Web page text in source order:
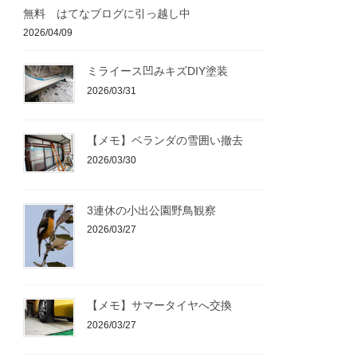
無料 はてなブログに引っ越し中
2026/04/09
ミライース凹みキズDIY塗装
2026/03/31
【メモ】ベランダの雪囲い撤去
2026/03/30
3連休の小出公園野鳥観察
2026/03/27
【メモ】サマータイヤへ交換
2026/03/27